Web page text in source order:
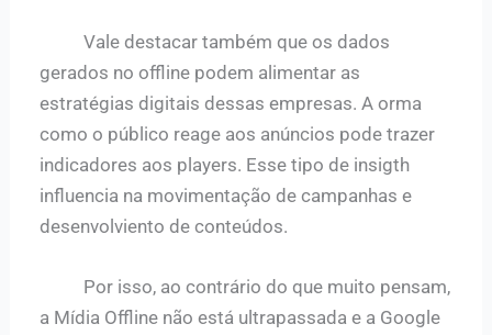
Vale destacar também que os dados
gerados no offline podem alimentar as
estratégias digitais dessas empresas. A orma
como o público reage aos anúncios pode trazer
indicadores aos players. Esse tipo de insigth
influencia na movimentação de campanhas e
desenvolviento de conteúdos.
Por isso, ao contrário do que muito pensam,
a Mídia Offline não está ultrapassada e a Google